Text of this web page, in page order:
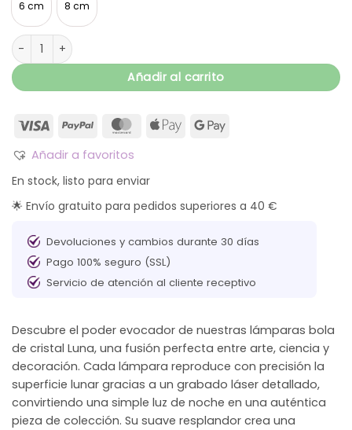
6 cm 8 cm
Lámpara bola de cristal Luna cantidad
Añadir al carrito
Añadir a favoritos
En stock, listo para enviar
🌟 Envío gratuito para pedidos superiores a 40 €
Devoluciones y cambios durante 30 días
Pago 100% seguro (SSL)
Servicio de atención al cliente receptivo
Descubre el poder evocador de nuestras lámparas bola
de cristal Luna, una fusión perfecta entre arte, ciencia y
decoración. Cada lámpara reproduce con precisión la
superficie lunar gracias a un grabado láser detallado,
convirtiendo una simple luz de noche en una auténtica
pieza de colección. Su suave resplandor crea una